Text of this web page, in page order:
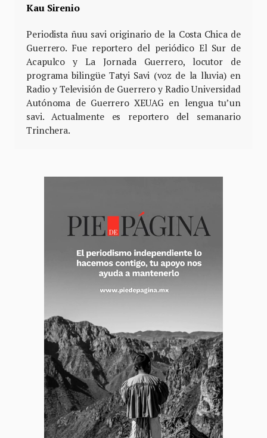
Kau Sirenio
Periodista ñuu savi originario de la Costa Chica de
Guerrero. Fue reportero del periódico El Sur de
Acapulco y La Jornada Guerrero, locutor de
programa bilingüe Tatyi Savi (voz de la lluvia) en
Radio y Televisión de Guerrero y Radio Universidad
Autónoma de Guerrero XEUAG en lengua tu’un
savi. Actualmente es reportero del semanario
Trinchera.